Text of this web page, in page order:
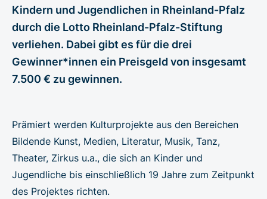
Kindern und Jugendlichen in Rheinland-Pfalz
durch die Lotto Rheinland-Pfalz-Stiftung
verliehen. Dabei gibt es für die drei
Gewinner*innen ein Preisgeld von insgesamt
7.500 € zu gewinnen.
Prämiert werden Kulturprojekte aus den Bereichen
Bildende Kunst, Medien, Literatur, Musik, Tanz,
Theater, Zirkus u.a., die sich an Kinder und
Jugendliche bis einschließlich 19 Jahre zum Zeitpunkt
des Projektes richten.